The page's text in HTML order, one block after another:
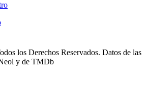
los Derechos Reservados. Datos de las
y de TMDb